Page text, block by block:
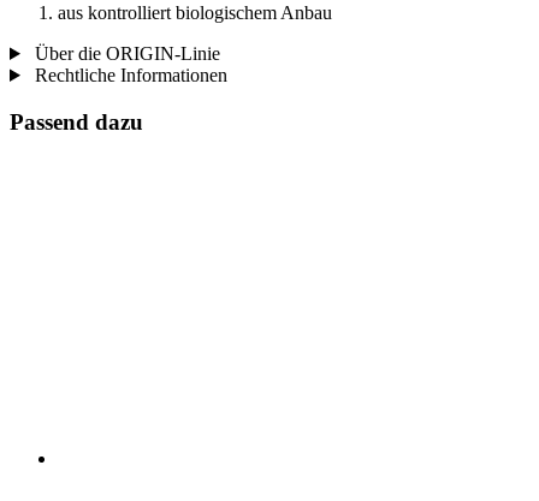
aus kontrolliert biologischem Anbau
Über die ORIGIN-Linie
Rechtliche Informationen
Passend dazu